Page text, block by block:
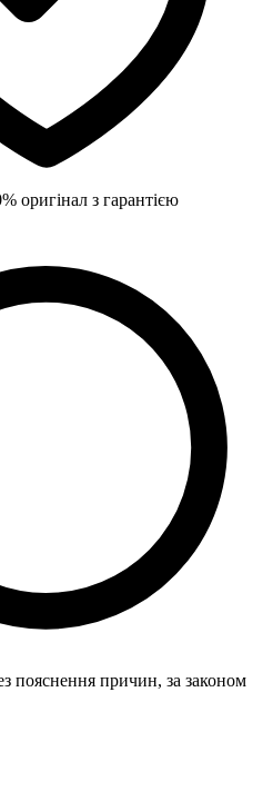
оригінал з гарантією
пояснення причин, за законом